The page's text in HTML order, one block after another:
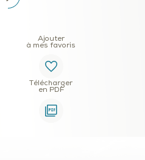
Ajouter
à mes favoris
Télécharger
en PDF